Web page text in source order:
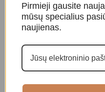
Pirmieji gausite
mūsų specialius
naujienas.